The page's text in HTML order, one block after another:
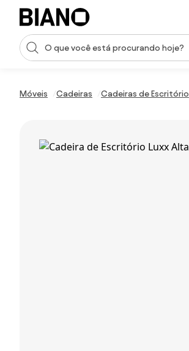
Saltar para o conteúdo
Entrada de pesquisa
Móveis Cadeiras Cadeiras de Escritório